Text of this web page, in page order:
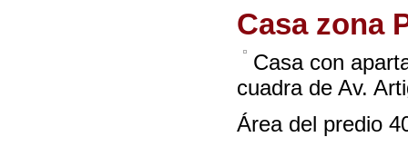
Casa zona
Casa con
cuadra de Av.
Área del predio